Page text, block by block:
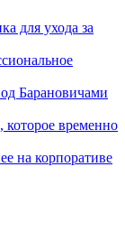
для ухода за
Барановичами
которое временно
на корпоративе